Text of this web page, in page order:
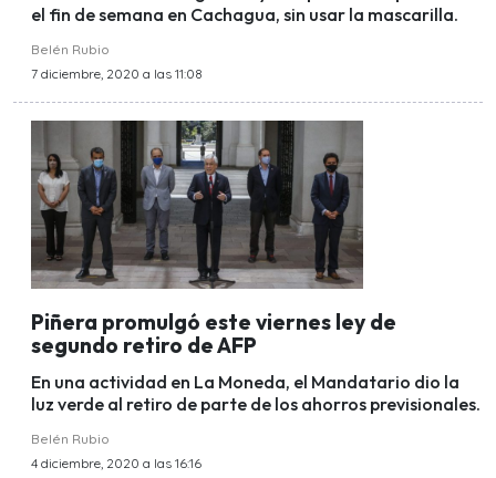
el fin de semana en Cachagua, sin usar la mascarilla.
Belén Rubio
7 diciembre, 2020 a las 11:08
Piñera promulgó este viernes ley de
segundo retiro de AFP
En una actividad en La Moneda, el Mandatario dio la
luz verde al retiro de parte de los ahorros previsionales.
Belén Rubio
4 diciembre, 2020 a las 16:16